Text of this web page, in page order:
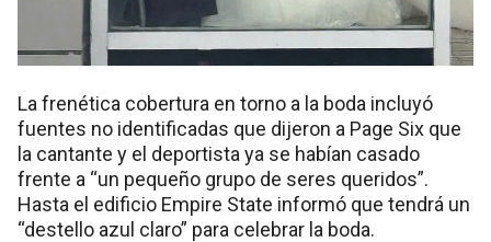
La frenética cobertura en torno a la boda incluyó
fuentes no identificadas que dijeron a Page Six que
la cantante y el deportista ya se habían casado
frente a “un pequeño grupo de seres queridos”.
Hasta el edificio Empire State informó que tendrá un
“destello azul claro” para celebrar la boda.